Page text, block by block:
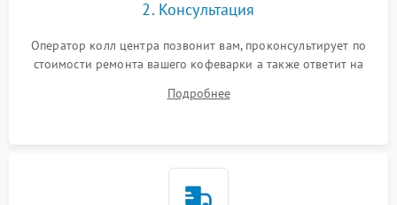
2. Консультация
Оператор колл центра позвонит вам, проконсультирует по
стоимости ремонта вашего кофеварки а также ответит на
Подробнее